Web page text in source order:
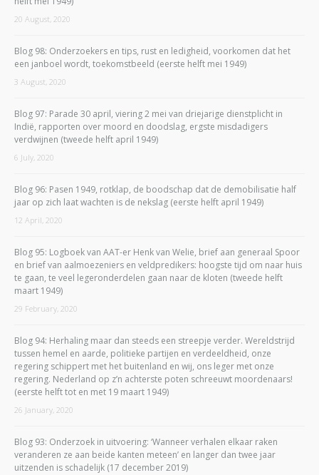
20 August, 2020
Blog 98: Onderzoekers en tips, rust en ledigheid, voorkomen dat het
een janboel wordt, toekomstbeeld (eerste helft mei 1949)
3 August, 2020
Blog 97: Parade 30 april, viering 2 mei van driejarige dienstplicht in
Indië, rapporten over moord en doodslag, ergste misdadigers
verdwijnen (tweede helft april 1949)
6 July, 2020
Blog 96: Pasen 1949, rotklap, de boodschap dat de demobilisatie half
jaar op zich laat wachten is de nekslag (eerste helft april 1949)
12 April, 2020
Blog 95: Logboek van AAT-er Henk van Welie, brief aan generaal Spoor
en brief van aalmoezeniers en veldpredikers: hoogste tijd om naar huis
te gaan, te veel legeronderdelen gaan naar de kloten (tweede helft
maart 1949)
29 February, 2020
Blog 94: Herhaling maar dan steeds een streepje verder. Wereldstrijd
tussen hemel en aarde, politieke partijen en verdeeldheid, onze
regering schippert met het buitenland en wij, ons leger met onze
regering. Nederland op z’n achterste poten schreeuwt moordenaars!
(eerste helft tot en met 19 maart 1949)
26 January, 2020
Blog 93: Onderzoek in uitvoering: ‘Wanneer verhalen elkaar raken
veranderen ze aan beide kanten meteen’ en langer dan twee jaar
uitzenden is schadelijk (17 december 2019)